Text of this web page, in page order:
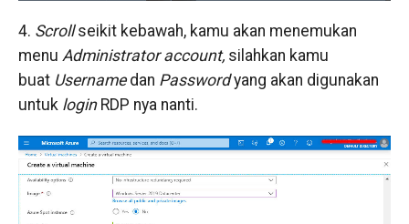
4. Scrollseikit kebawah, kamu akan menemukan
menu Administrator account, silahkan kamu
buat Usernamedan Passwordyang akan digunakan
untuk loginRDP nya nanti.